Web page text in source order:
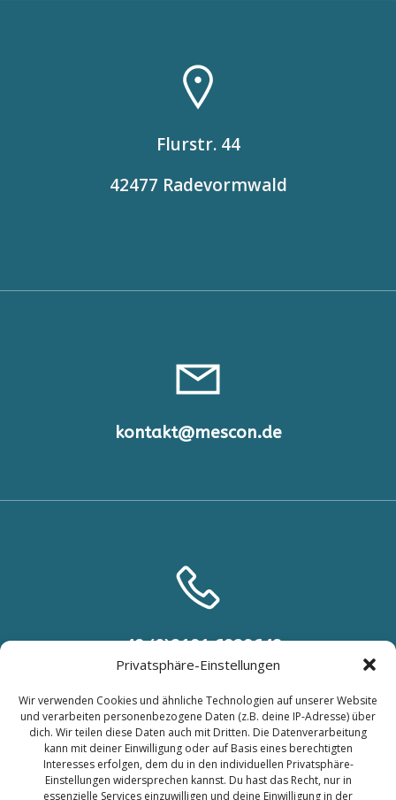
Privatsphäre-Einstellungen
Wir verwenden Cookies und ähnliche Technologien auf unserer Website
und verarbeiten personenbezogene Daten (z.B. deine IP-Adresse) über
dich. Wir teilen diese Daten auch mit Dritten. Die Datenverarbeitung
kann mit deiner Einwilligung oder auf Basis eines berechtigten
Interesses erfolgen, dem du in den individuellen Privatsphäre-
Einstellungen widersprechen kannst. Du hast das Recht, nur in
essenzielle Services einzuwilligen und deine Einwilligung in der
Flurstr. 44
42477 Radevormwald
kontakt@mescon.de
+49 (0)2191 6929648